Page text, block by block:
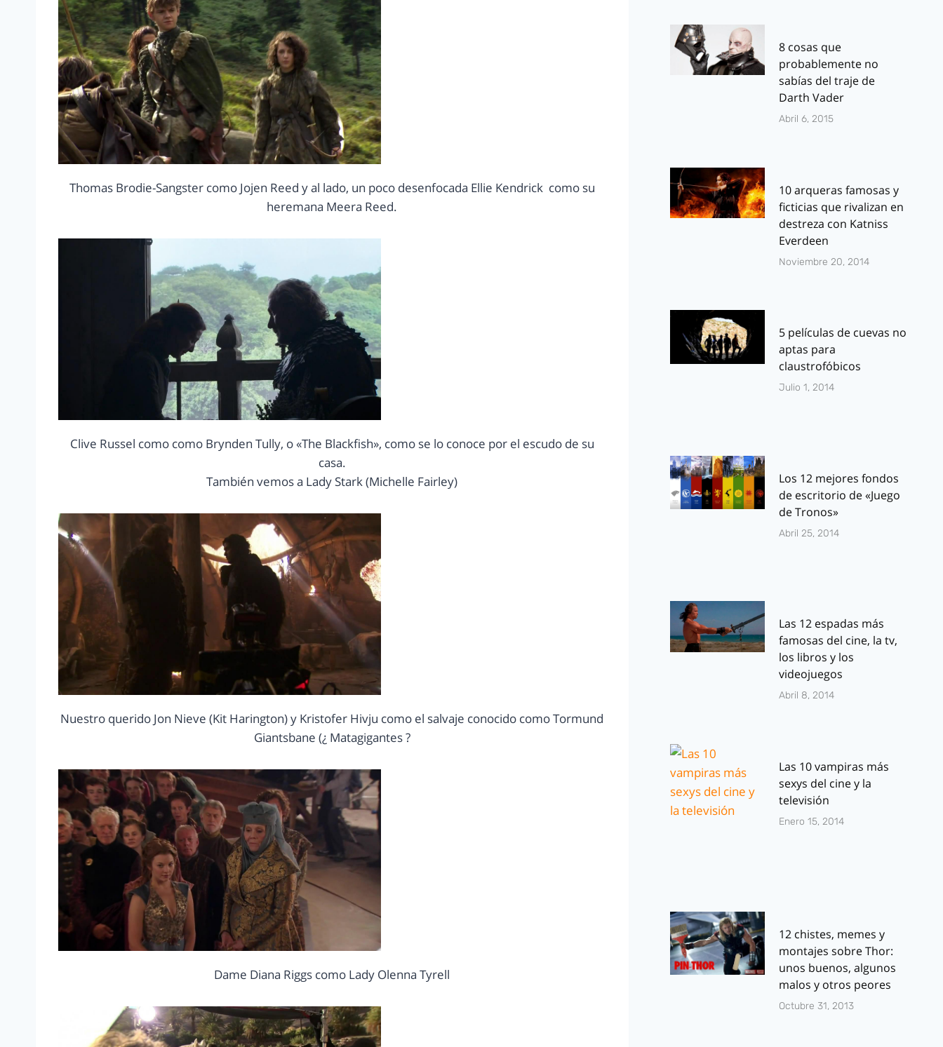
Thomas Brodie-Sangster como Jojen Reed y al lado, un poco desenfocada Ellie Kendrick como su
heremana Meera Reed.
Clive Russel como como Brynden Tully, o «The Blackfish», como se lo conoce por el escudo de su
casa.
También vemos a Lady Stark (Michelle Fairley)
Nuestro querido Jon Nieve (Kit Harington) y Kristofer Hivju como el salvaje conocido como Tormund
Giantsbane (¿ Matagigantes ?
Dame Diana Riggs como Lady Olenna Tyrell
8 cosas que
probablemente no
sabías del traje de
Darth Vader
Abril 6, 2015
10 arqueras famosas y
ficticias que rivalizan en
destreza con Katniss
Everdeen
Noviembre 20, 2014
5 películas de cuevas no
aptas para
claustrofóbicos
Julio 1, 2014
Los 12 mejores fondos
de escritorio de «Juego
de Tronos»
Abril 25, 2014
Las 12 espadas más
famosas del cine, la tv,
los libros y los
videojuegos
Abril 8, 2014
Las 10 vampiras más
sexys del cine y la
televisión
Enero 15, 2014
12 chistes, memes y
montajes sobre Thor:
unos buenos, algunos
malos y otros peores
Octubre 31, 2013